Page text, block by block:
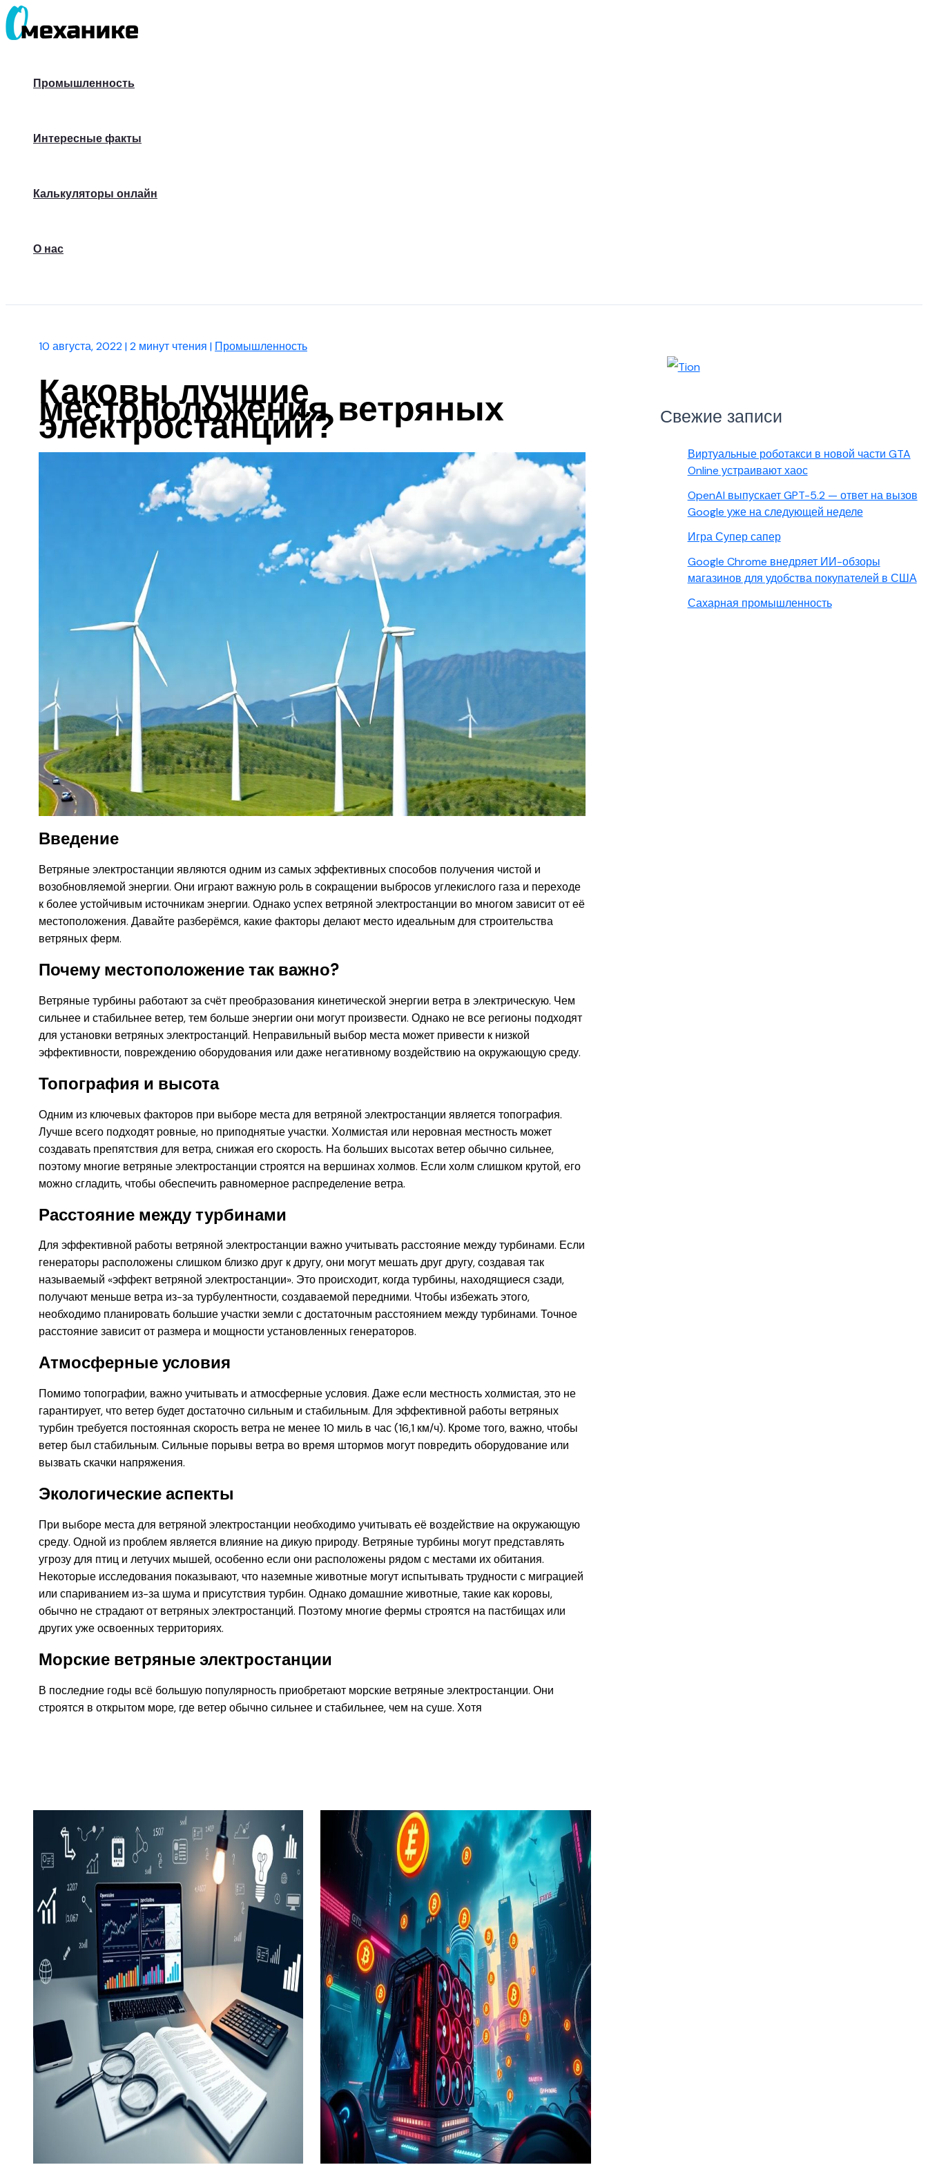
Перейти
к
Промышленность
Интересные факты
Калькуляторы онлайн
О нас
10 августа, 2022|2 минут чтения | Промышленность
Каковы лучшие
местоположения ветряных
электростанций?
Введение
Ветряные электростанции являются одним из самых эффективных способов получения чистой и
возобновляемой энергии. Они играют важную роль в сокращении выбросов углекислого газа и переходе
к более устойчивым источникам энергии. Однако успех ветряной электростанции во многом зависит от её
местоположения. Давайте разберёмся, какие факторы делают место идеальным для строительства
ветряных ферм.
Почему местоположение так важно?
Ветряные турбины работают за счёт преобразования кинетической энергии ветра в электрическую. Чем
сильнее и стабильнее ветер, тем больше энергии они могут произвести. Однако не все регионы подходят
для установки ветряных электростанций. Неправильный выбор места может привести к низкой
эффективности, повреждению оборудования или даже негативному воздействию на окружающую среду.
Топография и высота
Одним из ключевых факторов при выборе места для ветряной электростанции является топография.
Лучше всего подходят ровные, но приподнятые участки. Холмистая или неровная местность может
создавать препятствия для ветра, снижая его скорость. На больших высотах ветер обычно сильнее,
поэтому многие ветряные электростанции строятся на вершинах холмов. Если холм слишком крутой, его
можно сгладить, чтобы обеспечить равномерное распределение ветра.
Расстояние между турбинами
Для эффективной работы ветряной электростанции важно учитывать расстояние между турбинами. Если
генераторы расположены слишком близко друг к другу, они могут мешать друг другу, создавая так
называемый «эффект ветряной электростанции». Это происходит, когда турбины, находящиеся сзади,
получают меньше ветра из-за турбулентности, создаваемой передними. Чтобы избежать этого,
необходимо планировать большие участки земли с достаточным расстоянием между турбинами. Точное
расстояние зависит от размера и мощности установленных генераторов.
Атмосферные условия
Помимо топографии, важно учитывать и атмосферные условия. Даже если местность холмистая, это не
гарантирует, что ветер будет достаточно сильным и стабильным. Для эффективной работы ветряных
турбин требуется постоянная скорость ветра не менее 10 миль в час (16,1 км/ч). Кроме того, важно, чтобы
ветер был стабильным. Сильные порывы ветра во время штормов могут повредить оборудование или
вызвать скачки напряжения.
Экологические аспекты
При выборе места для ветряной электростанции необходимо учитывать её воздействие на окружающую
среду. Одной из проблем является влияние на дикую природу. Ветряные турбины могут представлять
угрозу для птиц и летучих мышей, особенно если они расположены рядом с местами их обитания.
Некоторые исследования показывают, что наземные животные могут испытывать трудности с миграцией
или спариванием из-за шума и присутствия турбин. Однако домашние животные, такие как коровы,
обычно не страдают от ветряных электростанций. Поэтому многие фермы строятся на пастбищах или
других уже освоенных территориях.
Морские ветряные электростанции
В последние годы всё большую популярность приобретают морские ветряные электростанции. Они
строятся в открытом море, где ветер обычно сильнее и стабильнее, чем на суше. Хотя
Свежие записи
Виртуальные роботакси в новой части GTA
Online устраивают хаос
OpenAI выпускает GPT-5.2 — ответ на вызов
Google уже на следующей неделе
Игра Супер сапер
Google Chrome внедряет ИИ-обзоры
магазинов для удобства покупателей в США
Сахарная промышленность